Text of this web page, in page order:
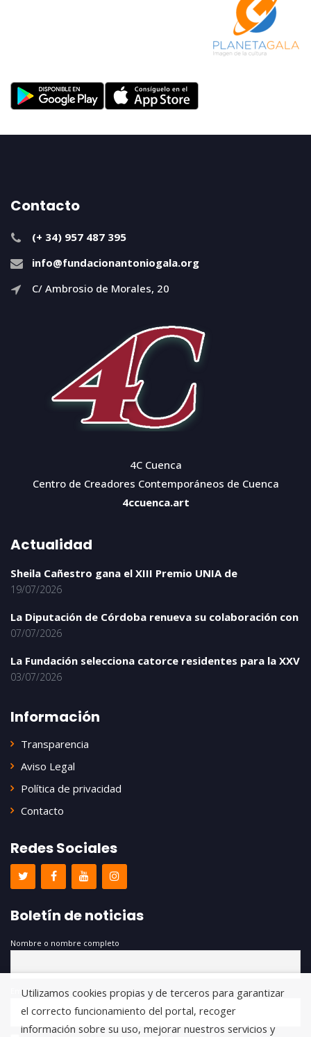
Contacto
(+ 34) 957 487 395
info@fundacionantoniogala.org
C/ Ambrosio de Morales, 20
4C Cuenca
Centro de Creadores Contemporáneos de Cuenca
4ccuenca.art
Actualidad
Sheila Cañestro gana el XIII Premio UNIA de
19/07/2026
La Diputación de Córdoba renueva su colaboración con
07/07/2026
La Fundación selecciona catorce residentes para la XXV
03/07/2026
Información
Transparencia
Aviso Legal
Política de privacidad
Contacto
Redes Sociales
Boletín de noticias
Nombre o nombre completo
Email
Utilizamos cookies propias y de terceros para garantizar
el correcto funcionamiento del portal, recoger
información sobre su uso, mejorar nuestros servicios y